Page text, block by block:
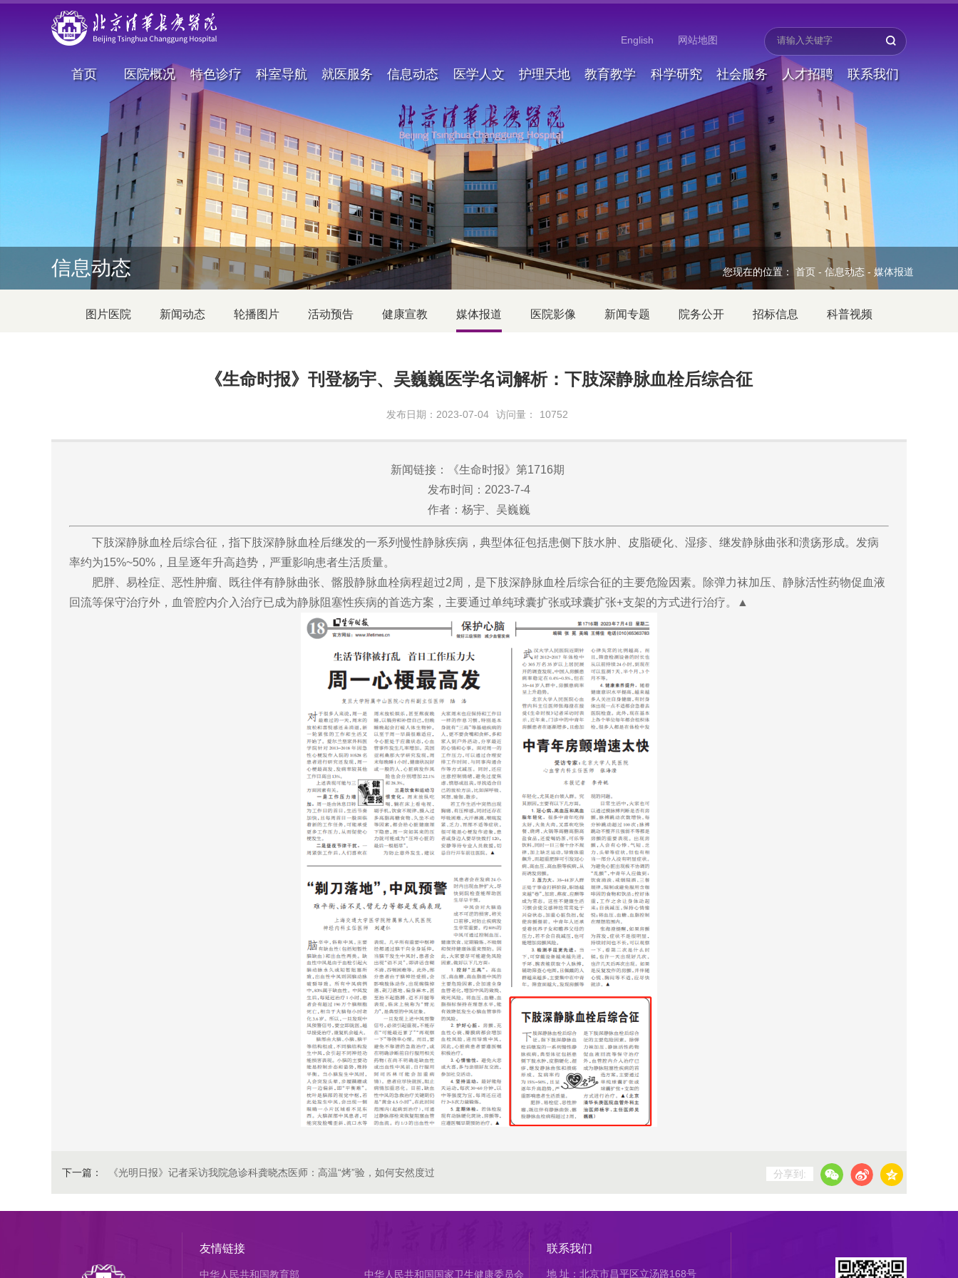
English 网站地图
首页 医院概况 特色诊疗 科室导航 就医服务 信息动态 医学人文 护理天地 教育教学 科学研究 社会服务 人才招聘 联系我们
信息动态 您现在的位置：首页 - 信息动态 - 媒体报道
图片医院 新闻动态 轮播图片 活动预告 健康宣教 媒体报道 医院影像 新闻专题 院务公开 招标信息 科普视频
《生命时报》刊登杨宇、吴巍巍医学名词解析：下肢深静脉血栓后综合征
发布日期：2023-07-04 访问量： 10752
新闻链接：《生命时报》第1716期
发布时间：2023-7-4
作者：杨宇、吴巍巍
下肢深静脉血栓后综合征，指下肢深静脉血栓后继发的一系列慢性静脉疾病，典型体征包括患侧下肢水肿、皮脂硬化、湿疹、继发静脉曲张和溃疡形成。发病
率约为15%~50%，且呈逐年升高趋势，严重影响患者生活质量。
肥胖、易栓症、恶性肿瘤、既往伴有静脉曲张、髂股静脉血栓病程超过2周，是下肢深静脉血栓后综合征的主要危险因素。除弹力袜加压、静脉活性药物促血液
回流等保守治疗外，血管腔内介入治疗已成为静脉阻塞性疾病的首选方案，主要通过单纯球囊扩张或球囊扩张+支架的方式进行治疗。▲
下一篇： 《光明日报》记者采访我院急诊科龚晓杰医师：高温“烤”验，如何安然度过 分享到:
友情链接
中华人民共和国教育部 中华人民共和国国家卫生健康委员会
联系我们
地 址：北京市昌平区立汤路168号